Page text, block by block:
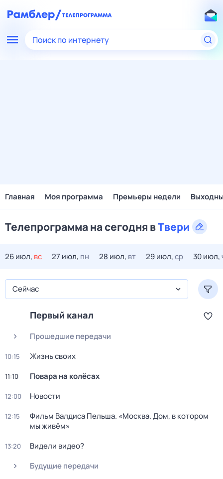
Поиск по интернету
Главная Моя программа Премьеры недели
Телепрограмма на сегодня вТвери
26 июл, вс 27 июл, пн 28 июл, вт 29 июл,ср 30 июл,
Сейчас
Первый канал
Прошедшие передачи
10:15 Жизнь своих
11:10 Повара на колёсах
12:00 Новости
12:15
Фильм Валдиса Пельша. «Москва. Дом, в котором
мы живём»
13:20
Видели видео?
Будущие передачи